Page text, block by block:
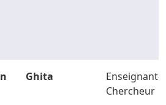
Ghita
Enseignant-
Chercheur